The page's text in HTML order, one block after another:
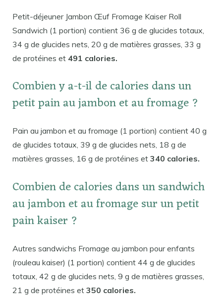
Petit-déjeuner Jambon Œuf Fromage Kaiser Roll
Sandwich (1 portion) contient 36 g de glucides totaux,
34 g de glucides nets, 20 g de matières grasses, 33 g
de protéines et 491 calories.
Combien y a-t-il de calories dans un
petit pain au jambon et au fromage ?
Pain au jambon et au fromage (1 portion) contient 40 g
de glucides totaux, 39 g de glucides nets, 18 g de
matières grasses, 16 g de protéines et 340 calories.
Combien de calories dans un sandwich
au jambon et au fromage sur un petit
pain kaiser ?
Autres sandwichs Fromage au jambon pour enfants
(rouleau kaiser) (1 portion) contient 44 g de glucides
totaux, 42 g de glucides nets, 9 g de matières grasses,
21 g de protéines et 350 calories.